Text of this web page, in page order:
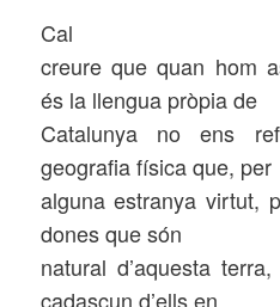
Cal
creure que quan hom
és la llengua pròpia de
Catalunya no ens
geografia física que, per
alguna estranya virtut,
dones que són
natural d’aquesta
cadascun d’ells en